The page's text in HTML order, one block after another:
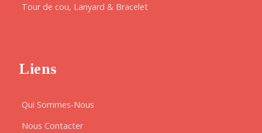
Tour de cou, Lanyard & Bracelet
Liens
Qui Sommes-Nous
Nous Contacter